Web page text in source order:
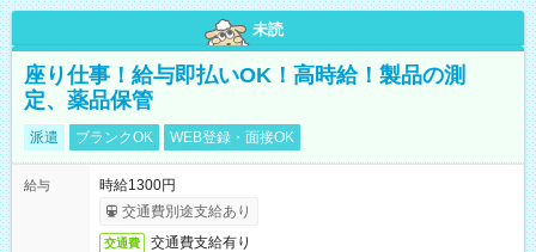
未読
座り仕事！給与即払いOK！高時給！製品の測
定、薬品保管
派遣 ブランクOK WEB登録・面接OK
給与
時給1300円
交通費別途支給あり
交通費 交通費支給有り